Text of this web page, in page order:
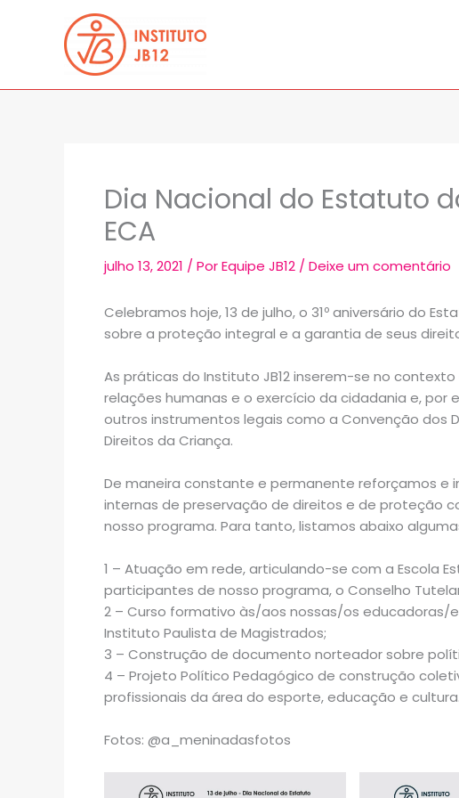
Dia Nacional do Estatuto
ECA
julho 13, 2021 / PorEquipe JB12 / Deixe um comentário
Celebramos hoje, 13 de julho, o 31º aniversário do
sobre a proteção integral e a garantia de seus
As práticas do Instituto JB12 inserem-se no
relações humanas e o exercício da cidadania e, por
outros instrumentos legais como a Convenção dos
Direitos da Criança.
De maneira constante e permanente reforçamos
internas de preservação de direitos e de proteção
nosso programa. Para tanto, listamos abaixo
1 – Atuação em rede, articulando-se com a Escola
participantes de nosso programa, o Conselho
2 – Curso formativo às/aos nossas/os educadoras/
Instituto Paulista de Magistrados;
3 – Construção de documento norteador sobre
4 – Projeto Político Pedagógico de construção
profissionais da área do esporte, educação e cultura.
Fotos: @a_meninadasfotos